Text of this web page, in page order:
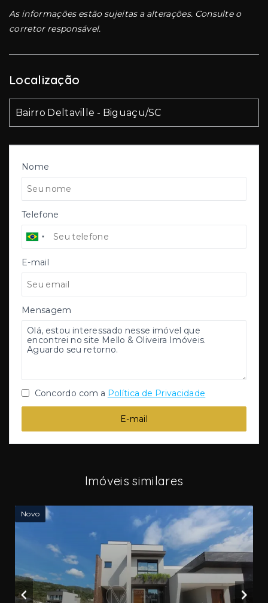
Nome
Telefone
E-mail
Mensagem
Concordo com a Política de Privacidade
E-mail
As informações estão sujeitas a alterações. Consulte o
corretor responsável.
Localização
Bairro Deltaville - Biguaçu/SC
Imóveis similares
Novo